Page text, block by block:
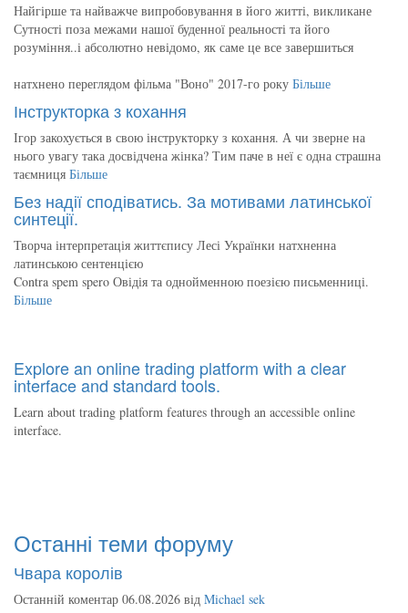
Найгірше та найважче випробовування в його житті, викликане
Сутності поза межами нашої буденної реальності та його
розуміння..і абсолютно невідомо, як саме це все завершиться
натхнено переглядом фільма "Воно" 2017-го року Більше
Інструкторка з кохання
Ігор закохується в свою інструкторку з кохання. А чи зверне на
нього увагу така досвідчена жінка? Тим паче в неї є одна страшна
таємниця Більше
Без надії сподіватись. За мотивами латинської
синтеції.
Творча інтерпретація життєпису Лесі Українки натхненна
латинською сентенцією
Contra spem spero Овідія та однойменною поезією письменниці.
Більше
Explore an online trading platform with a clear
interface and standard tools.
Learn about trading platform features through an accessible online
interface.
Останні теми форуму
Чвара королів
Останній коментар 06.08.2026 від Michael sek